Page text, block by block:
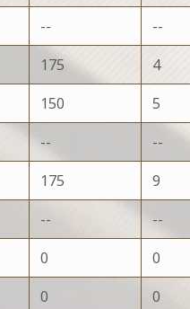
--
--
175 4
150 5
--
--
175 9
--
--
0 0
0 0